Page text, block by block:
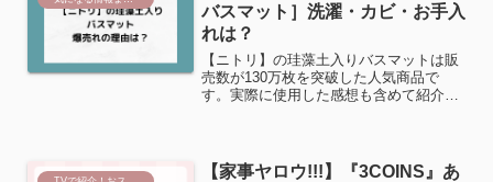
バスマット］洗濯・カビ・お手入
れは？
【ニトリ】の珪藻土入りバスマットは販
売数が130万枚を突破した人気商品で
す。実際に使用した感想も含めて紹介い
【家事ヤロウ!!!】『3COINS』あ